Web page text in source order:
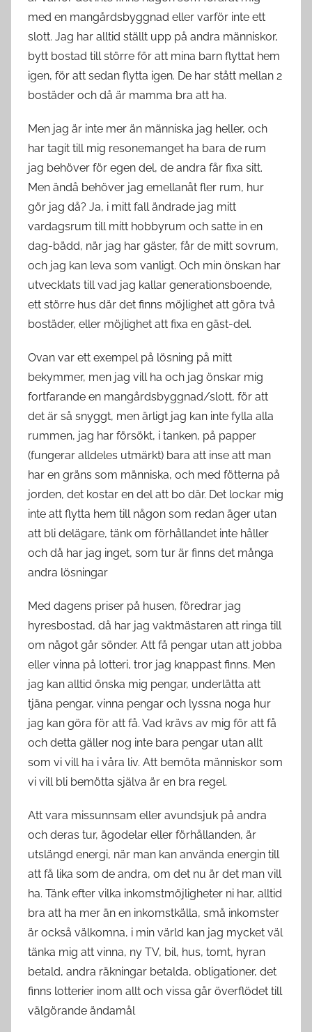
med en mangårdsbyggnad eller varför inte ett
slott. Jag har alltid ställt upp på andra människor,
bytt bostad till större för att mina barn flyttat hem
igen, för att sedan flytta igen. De har stått mellan 2
bostäder och då är mamma bra att ha.
Men jag är inte mer än människa jag heller, och
har tagit till mig resonemanget ha bara de rum
jag behöver för egen del, de andra får fixa sitt.
Men ändå behöver jag emellanåt fler rum, hur
gör jag då? Ja, i mitt fall ändrade jag mitt
vardagsrum till mitt hobbyrum och satte in en
dag-bädd, när jag har gäster, får de mitt sovrum,
och jag kan leva som vanligt. Och min önskan har
utvecklats till vad jag kallar generationsboende,
ett större hus där det finns möjlighet att göra två
bostäder, eller möjlighet att fixa en gäst-del.
Ovan var ett exempel på lösning på mitt
bekymmer, men jag vill ha och jag önskar mig
fortfarande en mangårdsbyggnad/slott, för att
det är så snyggt, men ärligt jag kan inte fylla alla
rummen, jag har försökt, i tanken, på papper
(fungerar alldeles utmärkt) bara att inse att man
har en gräns som människa, och med fötterna på
jorden, det kostar en del att bo där. Det lockar mig
inte att flytta hem till någon som redan äger utan
att bli delägare, tänk om förhållandet inte håller
och då har jag inget, som tur är finns det många
andra lösningar
Med dagens priser på husen, föredrar jag
hyresbostad, då har jag vaktmästaren att ringa till
om något går sönder. Att få pengar utan att jobba
eller vinna på lotteri, tror jag knappast finns. Men
jag kan alltid önska mig pengar, underlätta att
tjäna pengar, vinna pengar och lyssna noga hur
jag kan göra för att få. Vad krävs av mig för att få
och detta gäller nog inte bara pengar utan allt
som vi vill ha i våra liv. Att bemöta människor som
vi vill bli bemötta själva är en bra regel.
Att vara missunnsam eller avundsjuk på andra
och deras tur, ägodelar eller förhållanden, är
utslängd energi, när man kan använda energin till
att få lika som de andra, om det nu är det man vill
ha. Tänk efter vilka inkomstmöjligheter ni har, alltid
bra att ha mer än en inkomstkälla, små inkomster
är också välkomna, i min värld kan jag mycket väl
tänka mig att vinna, ny TV, bil, hus, tomt, hyran
betald, andra räkningar betalda, obligationer, det
finns lotterier inom allt och vissa går överflödet till
välgörande ändamål